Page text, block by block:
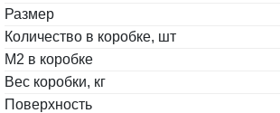
Размер
Количество в коробке, шт
М2 в коробке
Вес коробки, кг
Поверхность